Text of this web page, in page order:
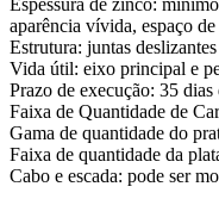
aparência vívida, espaço
Estrutura: juntas
Vida útil: eixo principal e
Prazo de execução: 35
Faixa de Quantidade de
Gama de quantidade do
Faixa de quantidade da
Cabo e escada: pode ser